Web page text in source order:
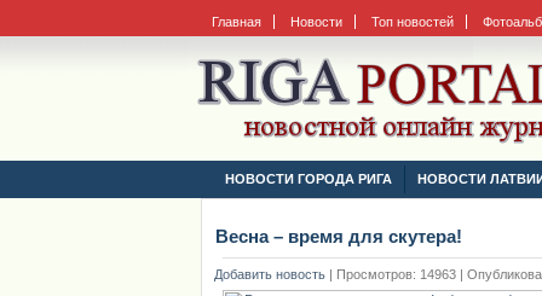
Главная Новости Топ новостей
НОВОСТИ ГОРОДА РИГА НОВОСТИ
Весна – время для скутера!
Добавить новость | Просмотров: 14963 |